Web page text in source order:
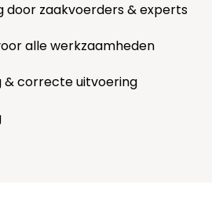
door zaakvoerders & experts
alle werkzaamheden
& correcte uitvoering